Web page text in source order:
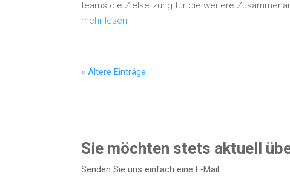
teams die Ziel­set­zung für die wei­te­re
mehr lesen
« Älte­re Einträge
Sie möch­ten stets aktu­ell
Sen­den Sie uns ein­fach eine E‑Mail.